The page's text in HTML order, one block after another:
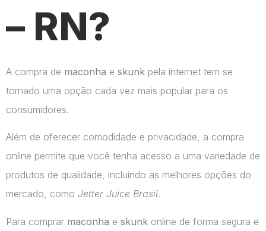
– RN?
A compra de maconha e skunk pela internet tem se
tornado uma opção cada vez mais popular para os
consumidores.
Além de oferecer comodidade e privacidade, a compra
online permite que você tenha acesso a uma variedade de
produtos de qualidade, incluindo as melhores opções do
mercado, como Jetter Juice Brasil.
Para comprar maconha e skunk online de forma segura e